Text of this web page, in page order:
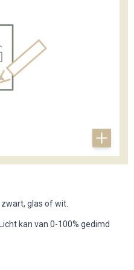
glas of wit.
kan van 0-100% gedimd